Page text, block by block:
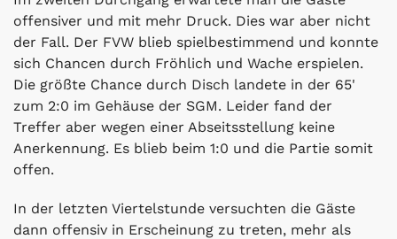
offensiver und mit mehr Druck. Dies war aber nicht
der Fall. Der FVW blieb spielbestimmend und konnte
sich Chancen durch Fröhlich und Wache erspielen.
Die größte Chance durch Disch landete in der 65'
zum 2:0 im Gehäuse der SGM. Leider fand der
Treffer aber wegen einer Abseitsstellung keine
Anerkennung. Es blieb beim 1:0 und die Partie somit
offen.
In der letzten Viertelstunde versuchten die Gäste
dann offensiv in Erscheinung zu treten, mehr als